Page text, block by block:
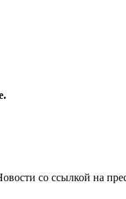
со ссылкой на